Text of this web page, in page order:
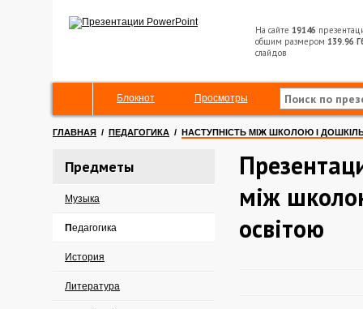
На сайте 19146
общим размером 139.96
слайдов
Блокнот Просмотры
ГЛАВНАЯ / ПЕДАГОГИКА / НАСТУПНІСТЬ МІЖ ШКОЛОЮ І
Предметы
Музыка
Педагогика
История
Литература
між
освітою